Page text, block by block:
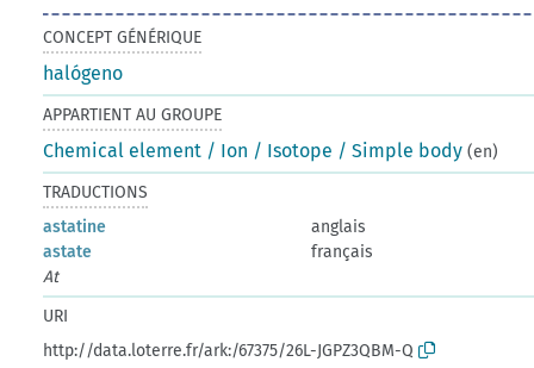
CONCEPT GÉNÉRIQUE
halógeno
APPARTIENT AU GROUPE
Chemical element / Ion / Isotope / Simple body (en)
TRADUCTIONS
astatine
anglais
astate
français
At
URI
http://data.loterre.fr/ark:/67375/26L-JGPZ3QBM-Q